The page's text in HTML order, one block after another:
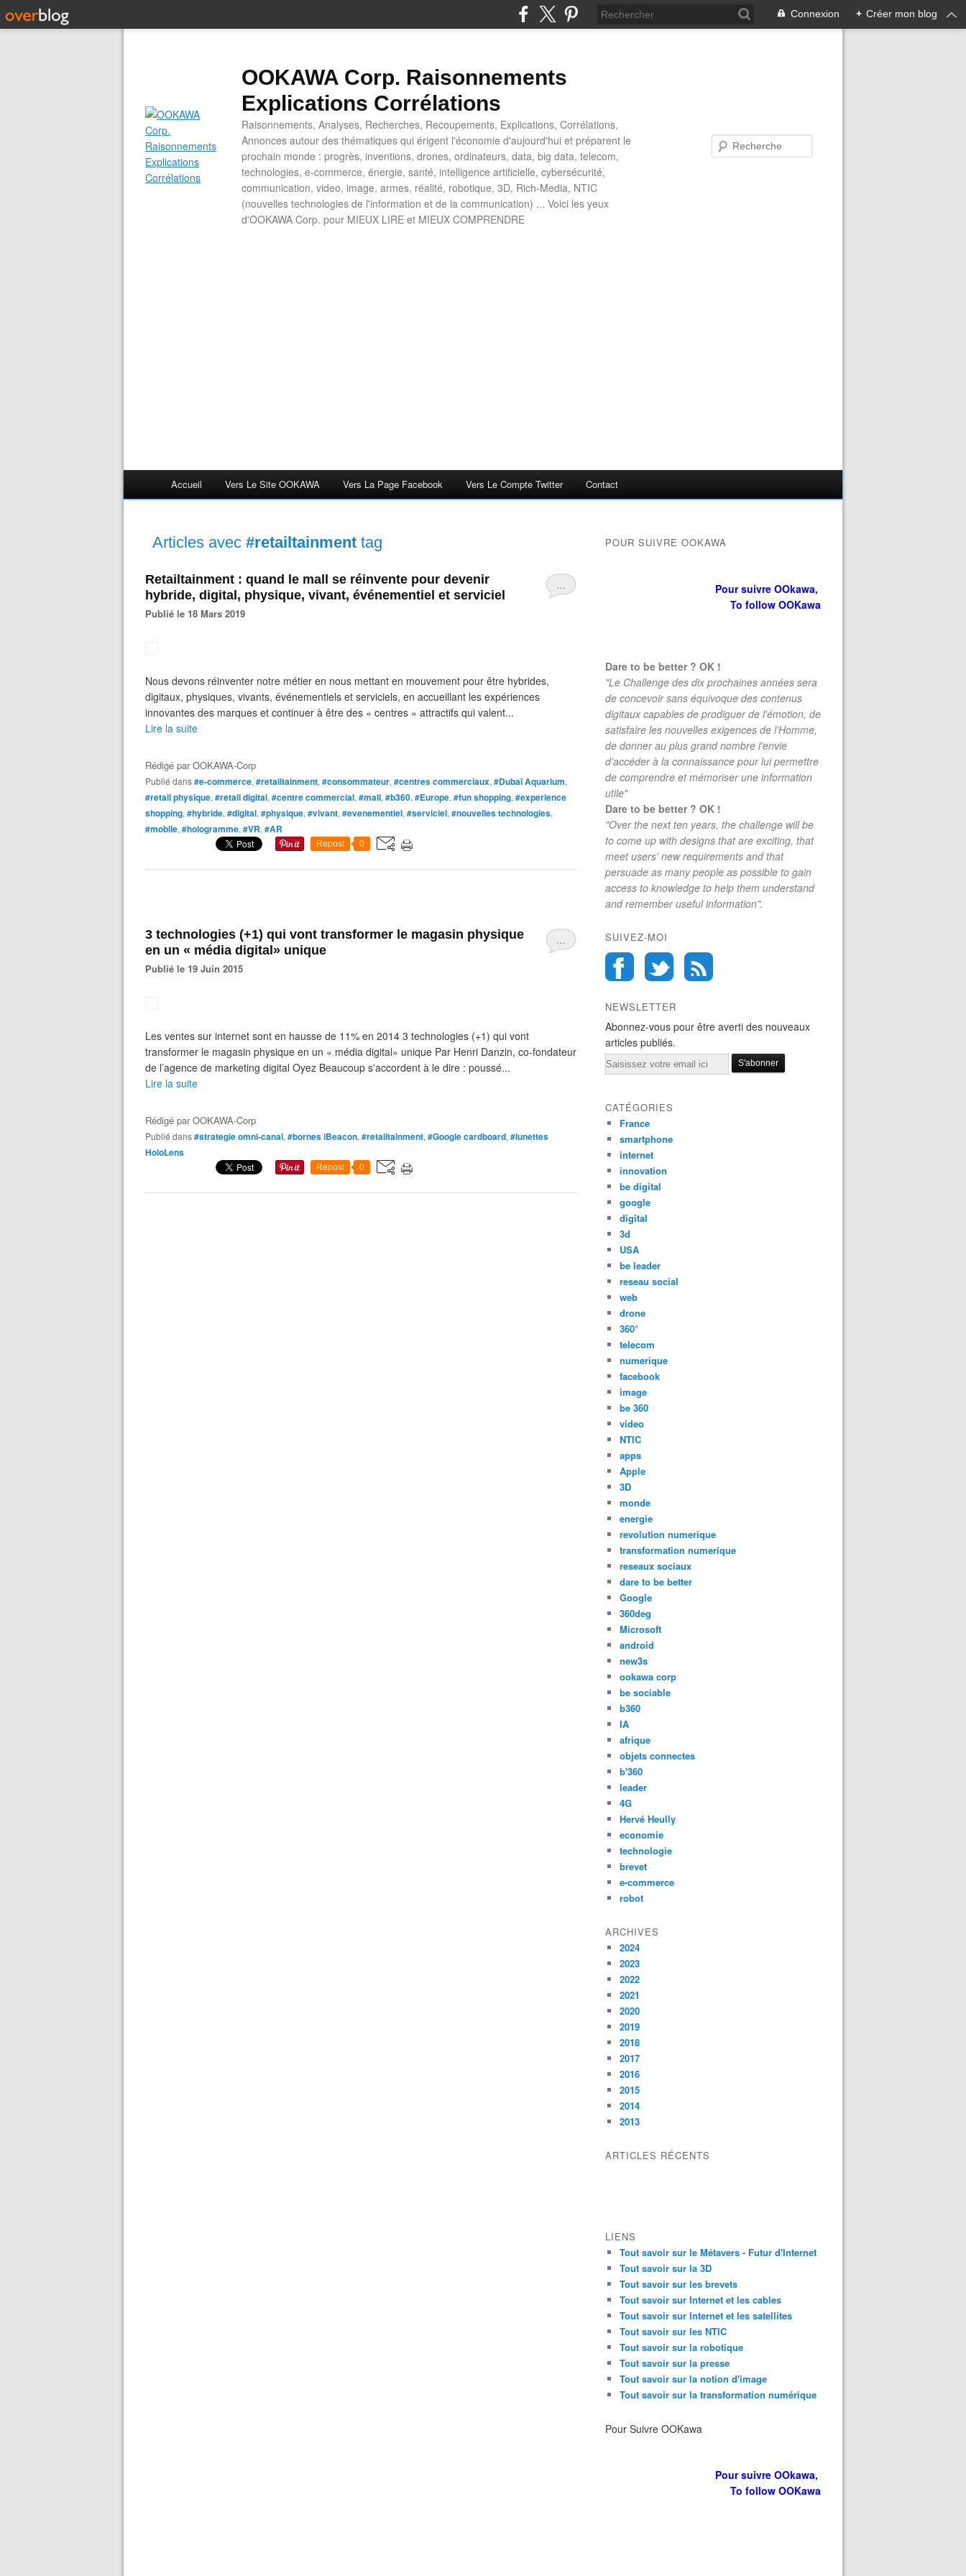
Connexion + Créer mon blog
OOKAWA Corp. Raisonnements
Explications Corrélations
Raisonnements, Analyses, Recherches, Recoupements, Explications, Corrélations,
Annonces autour des thématiques qui érigent l'économie d'aujourd'hui et préparent le
prochain monde : progrès, inventions, drones, ordinateurs, data, big data, telecom,
technologies, e-commerce, énergie, santé, intelligence artificielle, cybersécurité,
communication, video, image, armes, réalité, robotique, 3D, Rich-Media, NTIC
(nouvelles technologies de l'information et de la communication) ... Voici les yeux
d'OOKAWA Corp. pour MIEUX LIRE et MIEUX COMPRENDRE
Accueil Vers Le Site OOKAWA Vers La Page Facebook Vers Le Compte Twitter Contact
Articles avec #retailtainment tag
…
Retailtainment : quand le mall se réinvente pour devenir
hybride, digital, physique, vivant, événementiel et serviciel
Publié le 18 Mars 2019
Nous devons réinventer notre métier en nous mettant en mouvement pour être hybrides,
digitaux, physiques, vivants, événementiels et serviciels, en accueillant les expériences
innovantes des marques et continuer à être des « centres » attractifs qui valent...
Lire la suite
Rédigé parOOKAWA-Corp
Publié dans#e-commerce, #retailtainment, #consommateur, #centres commerciaux, #Dubaï Aquarium,
#retail physique, #retail digital, #centre commercial, #mall, #b360, #Europe, #fun shopping, #experience
shopping, #hybride, #digital, #physique, #vivant, #evenementiel, #serviciel, #nouvelles technologies,
#mobile, #hologramme, #VR, #AR
Repost 0
…
3 technologies (+1) qui vont transformer le magasin physique
en un « média digital» unique
Publié le 19 Juin 2015
Les ventes sur internet sont en hausse de 11% en 2014 3 technologies (+1) qui vont
transformer le magasin physique en un « média digital» unique Par Henri Danzin, co-fondateur
de l’agence de marketing digital Oyez Beaucoup s'accordent à le dire : poussé...
Lire la suite
Rédigé parOOKAWA-Corp
Publié dans#strategie omni-canal, #bornes iBeacon, #retailtainment, #Google cardboard, #lunettes
HoloLens
Repost 0
POUR SUIVRE OOKAWA
Pour suivre OOkawa,
To follow OOKawa
Dare to be better ? OK !
"Le Challenge des dix prochaines années sera
de concevoir sans équivoque des contenus
digitaux capables de prodiguer de l'émotion, de
satisfaire les nouvelles exigences de l'Homme,
de donner au plus grand nombre l'envie
d'accéder à la connaissance pour lui permettre
de comprendre et mémoriser une information
utile"
Dare to be better ? OK !
"Over the next ten years, the challenge will be
to come up with designs that are exciting, that
meet users' new requirements and that
persuade as many people as possible to gain
access to knowledge to help them understand
and remember useful information".
SUIVEZ-MOI
NEWSLETTER
Abonnez-vous pour être averti des nouveaux
articles publiés.
Email
CATÉGORIES
France
smartphone
internet
innovation
be digital
google
digital
3d
USA
be leader
reseau social
web
drone
360°
telecom
numerique
facebook
image
be 360
video
NTIC
apps
Apple
3D
monde
energie
revolution numerique
transformation numerique
reseaux sociaux
dare to be better
Google
360deg
Microsoft
android
new3s
ookawa corp
be sociable
b360
IA
afrique
objets connectes
b'360
leader
4G
Hervé Heully
economie
technologie
brevet
e-commerce
robot
ARCHIVES
2024
2023
2022
2021
2020
2019
2018
2017
2016
2015
2014
2013
ARTICLES RÉCENTS
LIENS
Tout savoir sur le Métavers - Futur d'Internet
Tout savoir sur la 3D
Tout savoir sur les brevets
Tout savoir sur Internet et les cables
Tout savoir sur Internet et les satellites
Tout savoir sur les NTIC
Tout savoir sur la robotique
Tout savoir sur la presse
Tout savoir sur la notion d'image
Tout savoir sur la transformation numérique
Pour Suivre OOKawa
Pour suivre OOkawa,
To follow OOKawa